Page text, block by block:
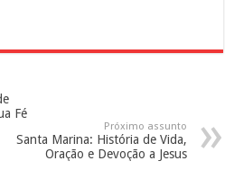
Fé
Próximo assunto
Santa Marina: História de Vida,
Oração e Devoção a Jesus